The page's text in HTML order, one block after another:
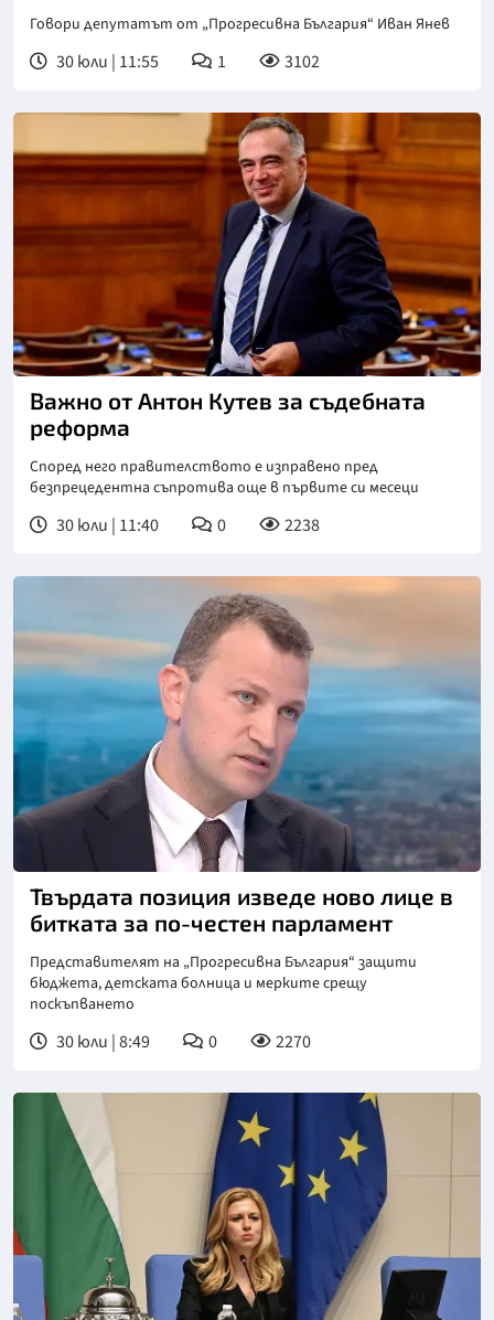
Говори депутатът от „Прогресивна България“ Иван Янев
30 юли | 11:55 1 3102
Важно от Антон Кутев за съдебната
реформа
Според него правителството е изправено пред
безпрецедентна съпротива още в първите си месеци
30 юли | 11:40 0 2238
Твърдата позиция изведе ново лице в
битката за по-честен парламент
Представителят на „Прогресивна България“ защити
бюджета, детската болница и мерките срещу
поскъпването
30 юли | 8:49 0 2270